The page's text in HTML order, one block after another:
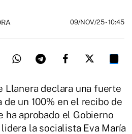
09/NOV/25- 10:45
Llanera declara una fuerte
de un 100% en el recibo de
ha aprobado el Gobierno
la socialista Eva María